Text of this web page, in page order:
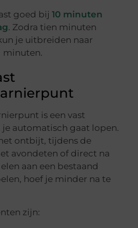
goed bij 10 minuten
. Zodra tien minuten
je uitbreiden naar
is een vast
automatisch gaat lopen.
ontbijt, tijdens de
avondeten of direct na
aan een bestaand
hoef je minder na te
zijn: